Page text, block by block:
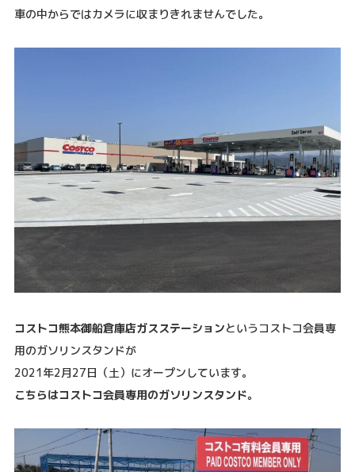
車の中からではカメラに収まりきれませんでした。
コストコ熊本御船倉庫店ガスステーションというコストコ会員専
用のガソリンスタンドが
2021年2月27日（土）にオープンしています。
こちらはコストコ会員専用のガソリンスタンド。